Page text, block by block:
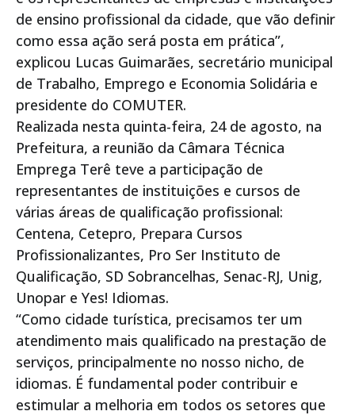
de ensino profissional da cidade, que vão definir
como essa ação será posta em prática”,
explicou Lucas Guimarães, secretário municipal
de Trabalho, Emprego e Economia Solidária e
presidente do COMUTER.
Realizada nesta quinta-feira, 24 de agosto, na
Prefeitura, a reunião da Câmara Técnica
Emprega Terê teve a participação de
representantes de instituições e cursos de
várias áreas de qualificação profissional:
Centena, Cetepro, Prepara Cursos
Profissionalizantes, Pro Ser Instituto de
Qualificação, SD Sobrancelhas, Senac-RJ, Unig,
Unopar e Yes! Idiomas.
“Como cidade turística, precisamos ter um
atendimento mais qualificado na prestação de
serviços, principalmente no nosso nicho, de
idiomas. É fundamental poder contribuir e
estimular a melhoria em todos os setores que